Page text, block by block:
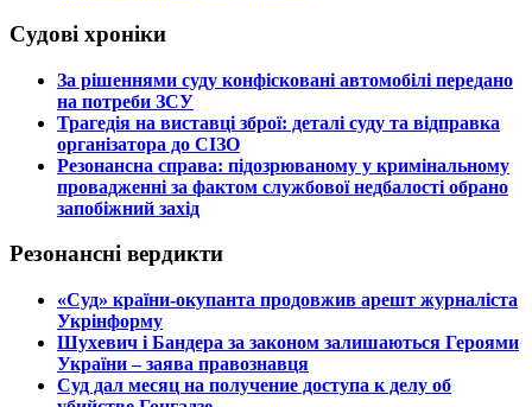
Судові хроніки
​За рішеннями суду конфісковані автомобілі передано
на потреби ЗСУ
​Трагедія на виставці зброї: деталі суду та відправка
організатора до СІЗО
​Резонансна справа: підозрюваному у кримінальному
провадженні за фактом службової недбалості обрано
запобіжний захід
Резонансні вердикти
​«Суд» країни-окупанта продовжив арешт журналіста
Укрінформу
Шухевич і Бандера за законом залишаються Героями
України – заява правознавця
Суд дал месяц на получение доступа к делу об